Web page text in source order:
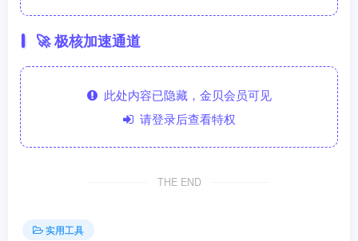
🚀 极核加速通道
此处内容已隐藏，金贝会员可见
请登录后查看特权
THE END
实用工具